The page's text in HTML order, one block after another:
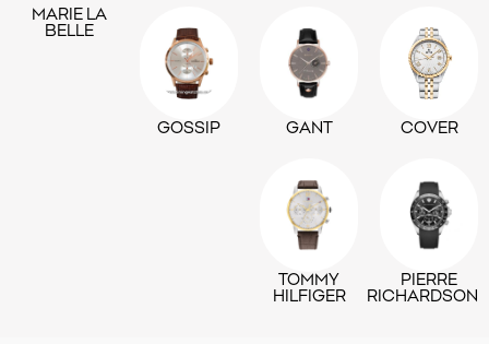
COVER
GANT
GOSSIP
MARIE LA
BELLE
PIERRE
RICHARDSON
TOMMY
HILFIGER